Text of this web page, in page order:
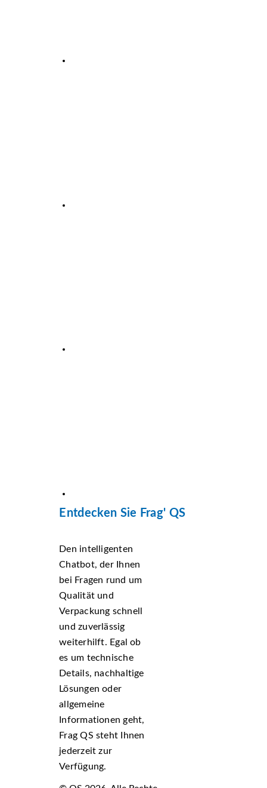
Entdecken Sie Frag' QS
Den intelligenten
Chatbot, der Ihnen
bei Fragen rund um
Qualität und
Verpackung schnell
und zuverlässig
weiterhilft. Egal ob
es um technische
Details, nachhaltige
Lösungen oder
allgemeine
Informationen geht,
Frag QS steht Ihnen
jederzeit zur
Verfügung.